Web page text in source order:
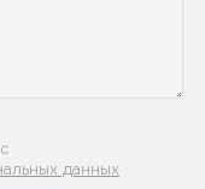
данных